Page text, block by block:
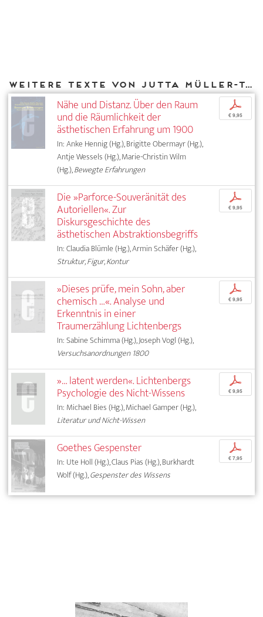
Weitere Texte von Jutta Müller-Tamm bei DIAPHANES
Nähe und Distanz. Über den Raum
und die Räumlichkeit der
ästhetischen Erfahrung um 1900
In: Anke Hennig (Hg.), Brigitte Obermayr (Hg.),
Antje Wessels (Hg.), Marie-Christin Wilm
(Hg.),Bewegte Erfahrungen
p
€ 9,95
Die »Parforce-Souveränität des
Autoriellen«. Zur
Diskursgeschichte des
ästhetischen Abstraktionsbegriffs
In: Claudia Blümle (Hg.), Armin Schäfer (Hg.),
Struktur, Figur, Kontur
p
€ 9,95
»Dieses prüfe, mein Sohn, aber
chemisch …«. Analyse und
Erkenntnis in einer
Traumerzählung Lichtenbergs
In: Sabine Schimma (Hg.), Joseph Vogl (Hg.),
Versuchsanordnungen 1800
p
€ 9,95
»… latent werden«. Lichtenbergs
Psychologie des Nicht-Wissens
In: Michael Bies (Hg.), Michael Gamper (Hg.),
Literatur und Nicht-Wissen
p
€ 9,95
Goethes Gespenster
In: Ute Holl (Hg.), Claus Pias (Hg.), Burkhardt
Wolf (Hg.),Gespenster des Wissens
p
€ 7,95